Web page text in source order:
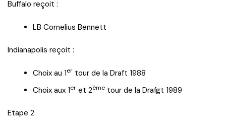
Buffalo reçoit :
LB Cornelius Bennett
Indianapolis reçoit :
Choix au 1er tour de la Draft 1988
Choix aux 1er et 2ème tour de la Drafgt 1989
Etape 2